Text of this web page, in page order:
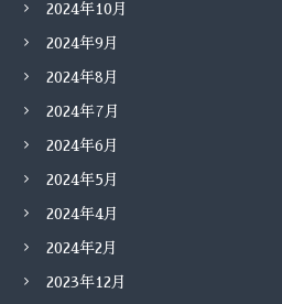
2024年10月
2024年9月
2024年8月
2024年7月
2024年6月
2024年5月
2024年4月
2024年2月
2023年12月